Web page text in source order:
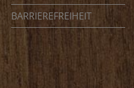
BARRIEREFREIHEIT